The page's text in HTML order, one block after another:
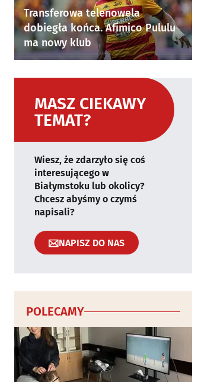
Transferowa telenowela
dobiegła końca. Afimico Pululu
ma nowy klub
MASZ CIEKAWY
TEMAT?
Wiesz, że zdarzyło się coś
interesującego w
Białymstoku lub okolicy?
Chcesz abyśmy o czymś
napisali?
NAPISZ DO NAS
POLECAMY